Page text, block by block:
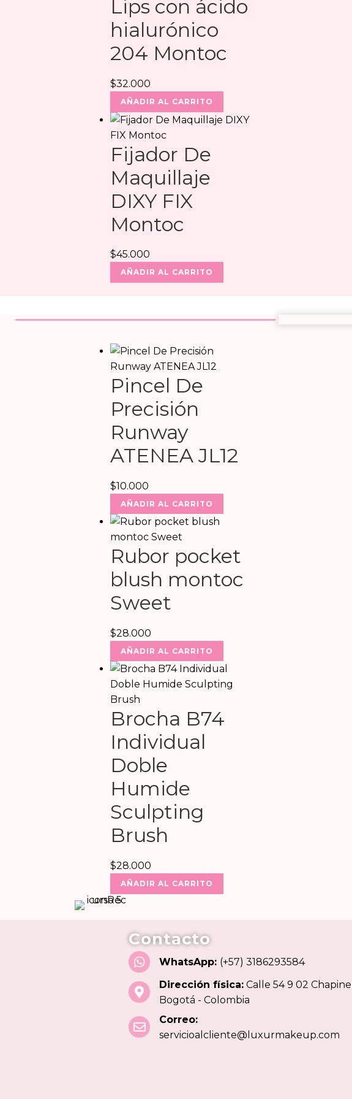
Lips con ácido
hialurónico
204 Montoc
$32.000
AÑADIR AL CARRITO
Fijador De
Maquillaje
DIXY FIX
Montoc
$45.000
AÑADIR AL CARRITO
Pincel De
Precisión
Runway
ATENEA JL12
$10.000
AÑADIR AL CARRITO
Rubor pocket
blush montoc
Sweet
$28.000
AÑADIR AL CARRITO
Brocha B74
Individual
Doble
Humide
Sculpting
Brush
$28.000
AÑADIR AL CARRITO
Contacto
WhatsApp: (+57) 3186293584
Dirección física: Calle 54 9 02
Bogotá - Colombia
Correo:
servicioalcliente@luxurmakeup.com